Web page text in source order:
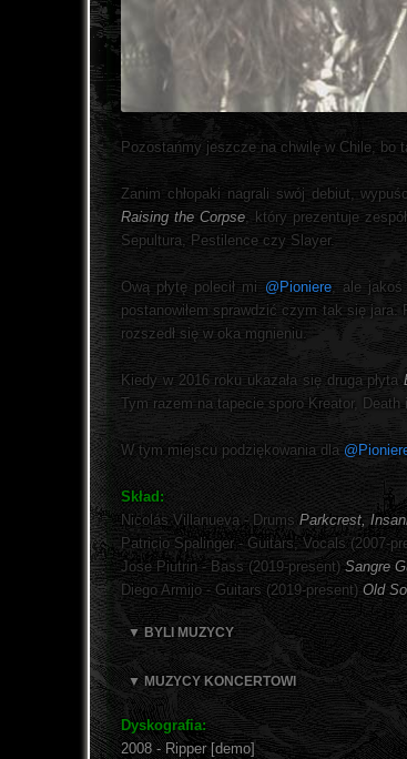
Pozostańmy jeszcze na chwilę w Chile, bo
Zanim chłopaki nagrali swój debiut,
Raising the Corpse, który prezentuje
Sepultura, Pestilence czy Slayer.
Ową płytę polecił mi @Pioniere, ale jakoś
postanowiłem sprawdzić czym tak się jara.
rozszedł się w oka mgnieniu.
Kiedy w 2016 roku ukazała się druga płyta
Tym razem na tapecie sporo Kreator,
W tym miejscu podziękowania dla
Skład:
Nicolás Villanueva - Drums Parkcrest,
Patricio Spalinger - Guitars, Vocals (2007-
Jose Piutrin - Bass (2019-present) Sangre
Diego Armijo - Guitars (2019-present) Old
▼ BYLI MUZYCY
▼ MUZYCY KONCERTOWI
Dyskografia:
2008 - Ripper [demo]